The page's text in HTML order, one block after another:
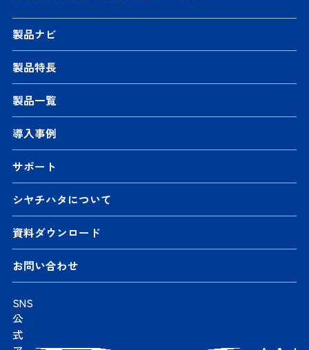
製品ナビ
製品特長
製品一覧
導入事例
サポート
シヤチハタについて
資料ダウンロード
お問い合わせ
SNS
公
式